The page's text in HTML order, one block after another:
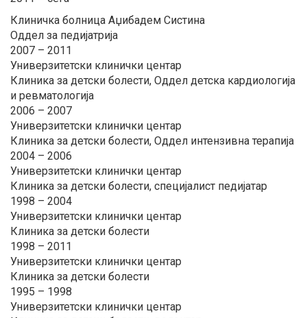
Клиничка болница Аџибадем Систина
Оддел за педијатрија
2007 – 2011
Универзитетски клинички центар
Клиника за детски болести, Оддел детска кардиологија
и ревматологија
2006 – 2007
Универзитетски клинички центар
Клиника за детски болести, Оддел интензивна терапија
2004 – 2006
Универзитетски клинички центар
Клиника за детски болести, специјалист педијатар
1998 – 2004
Универзитетски клинички центар
Клиника за детски болести
1998 – 2011
Универзитетски клинички центар
Клиника за детски болести
1995 – 1998
Универзитетски клинички центар